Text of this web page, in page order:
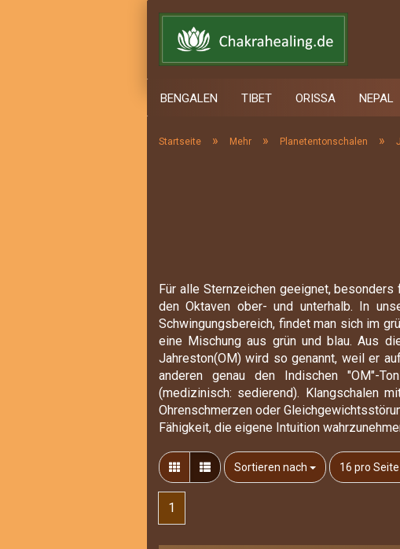
BENGALEN TIBET ORISSA NEPAL
Drittes Auge
Scheitelchakra
Krebs
Loewe
Waage
Startseite » Mehr » Planetentonschalen »
Für alle Sternzeichen geeignet,
den Oktaven ober- und unterhalb. In
Schwingungsbereich, findet man sich im
eine Mischung aus grün und blau. Aus
Jahreston(OM) wird so genannt, weil er
anderen genau den Indischen "OM"-
(medizinisch: sedierend). Klangschalen
Ohrenschmerzen oder
Fähigkeit, die eigene Intuition
Sortieren nach
Sortieren nach 16 pro Seite
pro Seite
1